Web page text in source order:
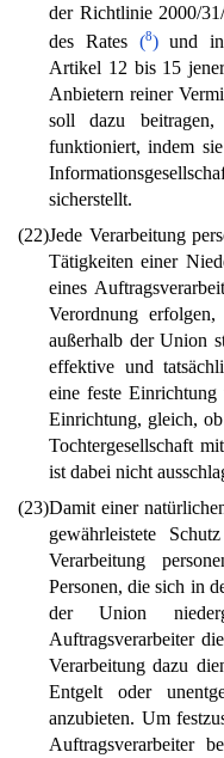
der Richtlinie 2000/
des Rates (8)und
Artikel 12 bis 15
Anbietern reiner
soll dazu beitragen,
funktioniert, indem
sicherstellt.
(22)Jede Verarbeitung
Tätigkeiten einer
eines
Verordnung
außerhalb der Union
effektive und
eine feste
Einrichtung, gleich,
Tochtergesellschaft
ist dabei nicht
(23)Damit einer
gewährleistete
Verarbeitung
Personen, die sich in
der Union
Auftragsverarbeiter
Verarbeitung dazu
Entgelt oder
anzubieten. Um
Auftragsverarbeiter